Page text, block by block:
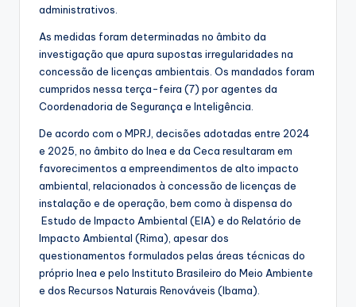
administrativos.
As medidas foram determinadas no âmbito da
investigação que apura supostas irregularidades na
concessão de licenças ambientais. Os mandados foram
cumpridos nessa terça-feira (7) por agentes da
Coordenadoria de Segurança e Inteligência.
De acordo com o MPRJ, decisões adotadas entre 2024
e 2025, no âmbito do Inea e da Ceca resultaram em
favorecimentos a empreendimentos de alto impacto
ambiental, relacionados à concessão de licenças de
instalação e de operação, bem como à dispensa do
Estudo de Impacto Ambiental (EIA) e do Relatório de
Impacto Ambiental (Rima), apesar dos
questionamentos formulados pelas áreas técnicas do
próprio Inea e pelo Instituto Brasileiro do Meio Ambiente
e dos Recursos Naturais Renováveis (Ibama).